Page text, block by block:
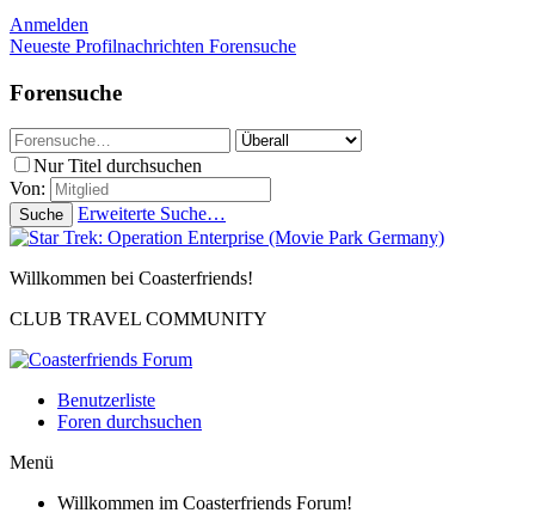
Anmelden
Neueste Profilnachrichten Forensuche
Forensuche
Nur Titel durchsuchen
Von:
Suche Erweiterte Suche…
Willkommen bei Coasterfriends!
CLUB TRAVEL COMMUNITY
Benutzerliste
Foren durchsuchen
Menü
Willkommen im Coasterfriends Forum!